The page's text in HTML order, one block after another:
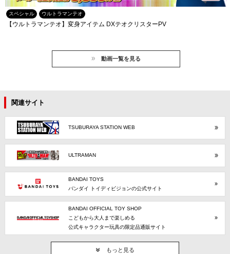
スペシャル ウルトラマンテオ
【ウルトラマンテオ】変身アイテム DXテオクリスターPV
動画一覧を見る
関連サイト
TSUBURAYA STATION WEB
ULTRAMAN
BANDAI TOYS
バンダイ トイディビジョンの公式サイト
BANDAI OFFICIAL TOY SHOP
こどもから大人まで楽しめる
公式キャラクター玩具の限定品通販サイト
もっと見る